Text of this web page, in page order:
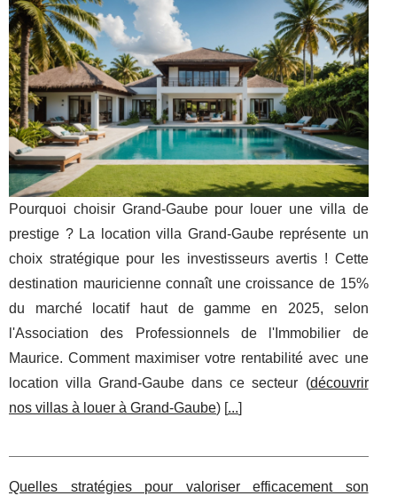
Pourquoi choisir Grand-Gaube pour louer une villa de
prestige ? La location villa Grand-Gaube représente un
choix stratégique pour les investisseurs avertis ! Cette
destination mauricienne connaît une croissance de 15%
du marché locatif haut de gamme en 2025, selon
l'Association des Professionnels de l'Immobilier de
Maurice. Comment maximiser votre rentabilité avec une
location villa Grand-Gaube dans ce secteur (découvrir
nos villas à louer à Grand-Gaube) [...]
Quelles stratégies pour valoriser efficacement son